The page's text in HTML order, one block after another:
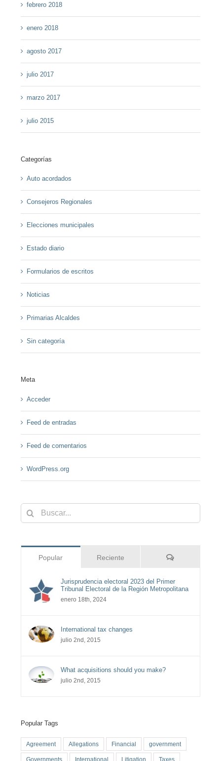
febrero 2018
enero 2018
agosto 2017
julio 2017
marzo 2017
julio 2015
Categorías
Auto acordados
Consejeros Regionales
Elecciones municipales
Estado diario
Formularios de escritos
Noticias
Primarias Alcaldes
Sin categoría
Meta
Acceder
Feed de entradas
Feed de comentarios
WordPress.org
Buscar:
Popular Reciente Comentarios
Jurisprudencia electoral 2023 del Primer
Tribunal Electoral de la Región Metropolitana
enero 18th, 2024
International tax changes
julio 2nd, 2015
What acquisitions should you make?
julio 2nd, 2015
Popular Tags
Agreement Allegations Financial government
Governments International Litigation Taxes